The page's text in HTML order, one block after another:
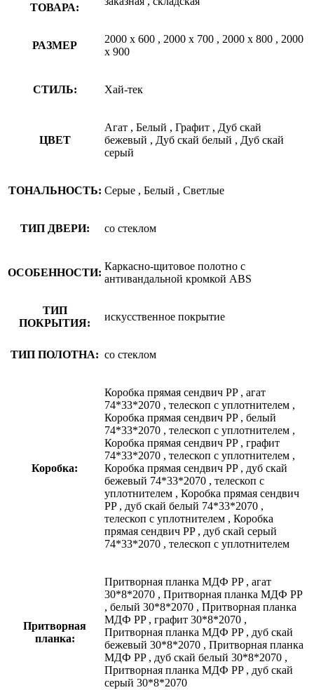
ТОВАРА:
РАЗМЕР
2000 х 600 , 2000 х 700 , 2000 х 800 , 2000
х 900
СТИЛЬ: Хай-тек
ЦВЕТ
Агат , Белый , Графит , Дуб скай
бежевый , Дуб скай белый , Дуб скай
серый
ТОНАЛЬНОСТЬ: Серые , Белый , Светлые
ТИП ДВЕРИ: со стеклом
ОСОБЕННОСТИ:
Каркасно-щитовое полотно c
антивандальной кромкой ABS
ТИП
ПОКРЫТИЯ:
искусственное покрытие
ТИП ПОЛОТНА: со стеклом
Коробка:
Коробка прямая сендвич PP , агат
74*33*2070 , телескоп с уплотнителем ,
Коробка прямая сендвич PP , белый
74*33*2070 , телескоп с уплотнителем ,
Коробка прямая сендвич PP , графит
74*33*2070 , телескоп с уплотнителем ,
Коробка прямая сендвич PP , дуб скай
бежевый 74*33*2070 , телескоп с
уплотнителем , Коробка прямая сендвич
PP , дуб скай белый 74*33*2070 ,
телескоп с уплотнителем , Коробка
прямая сендвич PP , дуб скай серый
74*33*2070 , телескоп с уплотнителем
Притворная
планка:
Притворная планка МДФ PP , агат
30*8*2070 , Притворная планка МДФ PP
, белый 30*8*2070 , Притворная планка
МДФ PP , графит 30*8*2070 ,
Притворная планка МДФ PP , дуб скай
бежевый 30*8*2070 , Притворная планка
МДФ PP , дуб скай белый 30*8*2070 ,
Притворная планка МДФ PP , дуб скай
серый 30*8*2070